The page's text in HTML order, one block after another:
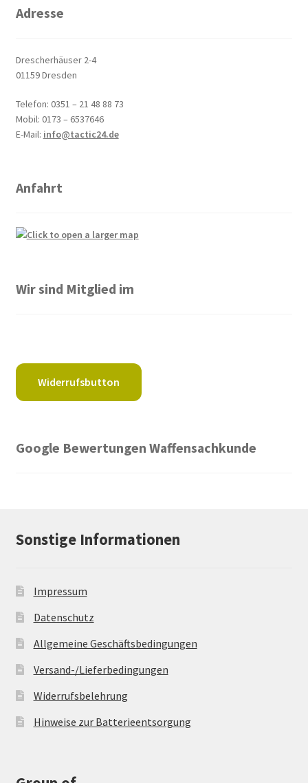
Adresse
Drescherhäuser 2-4
01159 Dresden
Telefon: 0351 – 21 48 88 73
Mobil: 0173 – 6537646
E-Mail: info@tactic24.de
Anfahrt
Wir sind Mitglied im
Widerrufsbutton
Google Bewertungen Waffensachkunde
Sonstige Informationen
Impressum
Datenschutz
Allgemeine Geschäftsbedingungen
Versand-/Lieferbedingungen
Widerrufsbelehrung
Hinweise zur Batterieentsorgung